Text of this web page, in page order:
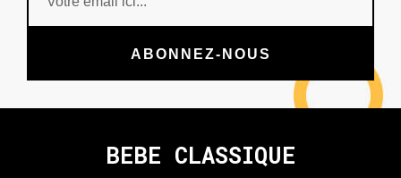
ABONNEZ-NOUS
BEBE CLASSIQUE